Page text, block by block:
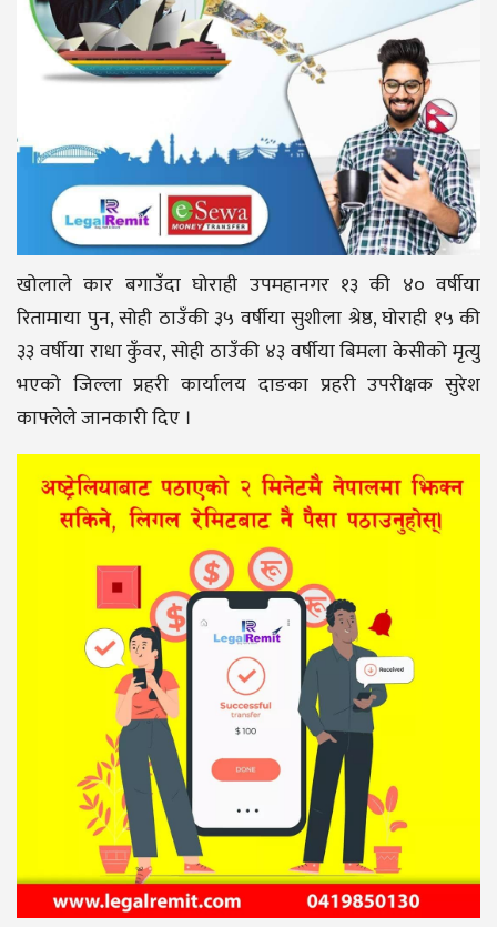
खोलाले कार बगाउँदा घोराही उपमहानगर १३ की ४० वर्षीया
रितामाया पुन, सोही ठाउँकी ३५ वर्षीया सुशीला श्रेष्ठ, घोराही १५ की
३३ वर्षीया राधा कुँवर, सोही ठाउँकी ४३ वर्षीया बिमला केसीको मृत्यु
भएको जिल्ला प्रहरी कार्यालय दाङका प्रहरी उपरीक्षक सुरेश
काफ्लेले जानकारी दिए ।